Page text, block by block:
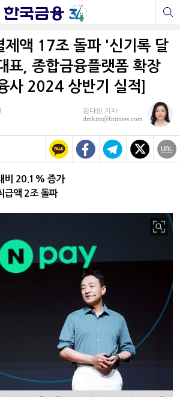
제액 17조 돌파 '신기록 달
표, 종합금융플랫폼 확장
사 2024 상반기 실적]
김다민 기자
dmkim@fntimes.com
비 20.1% 증가
급액 2조 돌파